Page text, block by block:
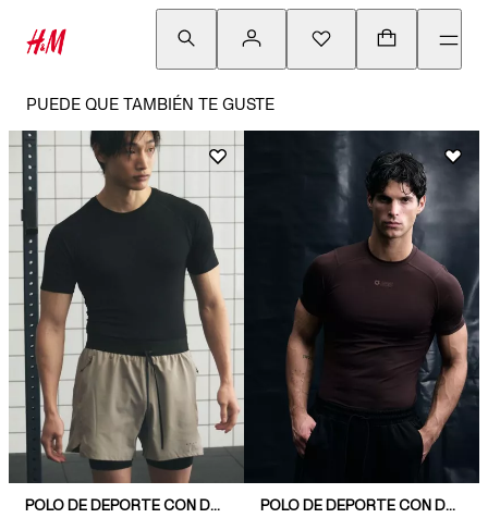
PUEDE QUE TAMBIÉN TE GUSTE
POLO DE DEPORTE CON DRYMOVE™ MUSCLE FIT POLO DE DEPORTE CON DRYMOVE™ COMPRESSION FIT